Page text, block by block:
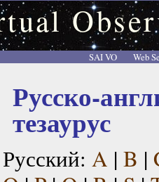
SAI VO
Web
Русско-
тезаурус
Русский: A | B |